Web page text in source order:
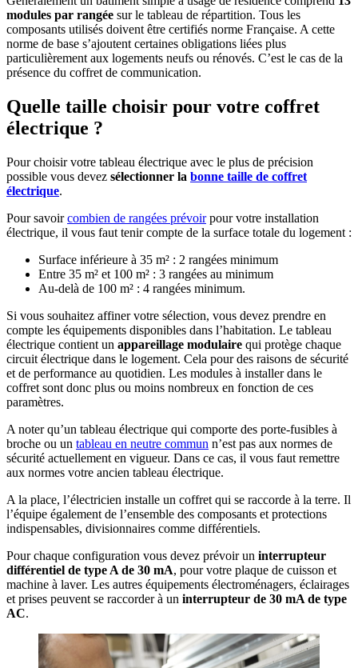
modules par rangée sur le tableau de répartition. Tous les
composants utilisés doivent être certifiés norme Française. A cette
norme de base s’ajoutent certaines obligations liées plus
particulièrement aux logements neufs ou rénovés. C’est le cas de la
présence du coffret de communication.
Quelle taille choisir pour votre coffret
électrique ?
Pour choisir votre tableau électrique avec le plus de précision
possible vous devez sélectionner la bonne taille de coffret
électrique.
Pour savoircombien de rangées prévoirpour votre installation
électrique, il vous faut tenir compte de la surface totale du logement :
Surface inférieure à 35 m² : 2 rangées minimum
Entre 35 m² et 100 m² : 3 rangées au minimum
Au-delà de 100 m² : 4 rangées minimum.
Si vous souhaitez affiner votre sélection, vous devez prendre en
compte les équipements disponibles dans l’habitation. Le tableau
électrique contient un appareillage modulaire qui protège chaque
circuit électrique dans le logement. Cela pour des raisons de sécurité
et de performance au quotidien. Les modules à installer dans le
coffret sont donc plus ou moins nombreux en fonction de ces
paramètres.
A noter qu’un tableau électrique qui comporte des porte-fusibles à
broche ou un tableau en neutre commun n’est pas aux normes de
sécurité actuellement en vigueur. Dans ce cas, il vous faut remettre
aux normes votre ancien tableau électrique.
A la place, l’électricien installe un coffret qui se raccorde à la terre. Il
l’équipe également de l’ensemble des composants et protections
indispensables, divisionnaires comme différentiels.
Pour chaque configuration vous devez prévoir un interrupteur
différentiel de type A de 30 mA, pour votre plaque de cuisson et
machine à laver. Les autres équipements électroménagers, éclairages
et prises peuvent se raccorder à un interrupteur de 30 mA de type
AC.